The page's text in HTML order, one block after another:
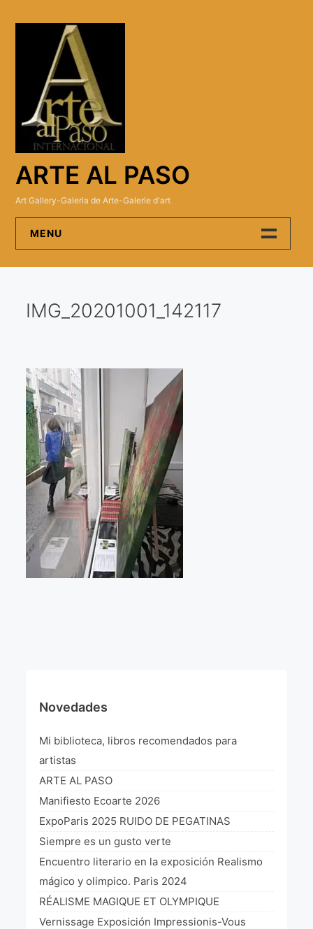
ARTE AL PASO
Art Gallery-Galeria de Arte-Galerie d'art
MENU
Artistas
Visitas a los ateliers o talleres de artistas
Presse
Qué dicen de nosotros?
Aviso legal
Política de cookies
Expositions
Bruit de gommettes Paris 2025
L’art Colombien à Paris 2019
L’art Latino-américain à Paris 2019
Reflecting Source. NY 2019
«Sincronías con sentido» Bogotá Colombia 2019
«Huellas trashumantes» New York 2018
Commissaire D’exposition
IMG_20201001_142117
Novedades
Mi biblioteca, libros recomendados para
artistas
ARTE AL PASO
Manifiesto Ecoarte 2026
ExpoParis 2025 RUIDO DE PEGATINAS
Siempre es un gusto verte
Encuentro literario en la exposición Realismo
mágico y olimpico. Paris 2024
RÉALISME MAGIQUE ET OLYMPIQUE
Vernissage Exposición Impressionis-Vous